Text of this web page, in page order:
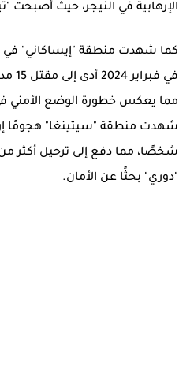
الإرهابية في النيجر، حيث أصبحت
كما شهدت منطقة "إيساكاني" في
في
"دوري" بحثًا عن الأمان.